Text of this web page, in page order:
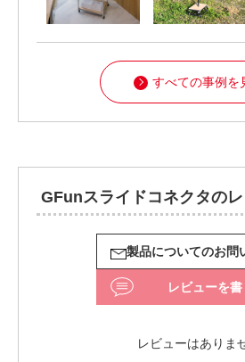
すべての事例を
GFunスライドコネクタの
製品についてのお問
レビューを書
レビューはありま